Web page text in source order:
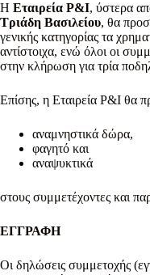
Η Εταιρεία P&I, ύστερα
Τριάδη Βασιλείου, θα
γενικής κατηγορίας τα
αντίστοιχα, ενώ όλοι οι
στην κλήρωση για τρία
Επίσης, η Εταιρεία P&I θα
αναμνηστικά δώρα,
φαγητό και
αναψυκτικά
στους συμμετέχοντες και
ΕΓΓΡΑΦΗ
Οι δηλώσεις συμμετοχής